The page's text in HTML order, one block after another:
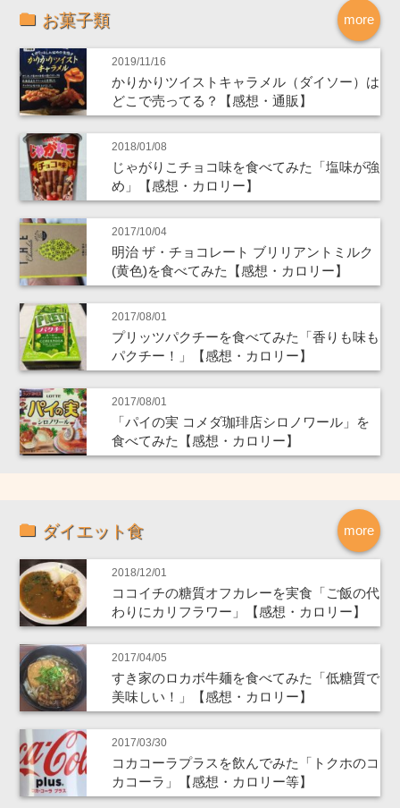
more
お菓子類
2019/11/16
かりかりツイストキャラメル（ダイソー）は
どこで売ってる？【感想・通販】
2018/01/08
じゃがりこチョコ味を食べてみた「塩味が強
め」【感想・カロリー】
2017/10/04
明治 ザ・チョコレート ブリリアントミルク
(黄色)を食べてみた【感想・カロリー】
2017/08/01
プリッツパクチーを食べてみた「香りも味も
パクチー！」【感想・カロリー】
2017/08/01
「パイの実 コメダ珈琲店シロノワール」を
食べてみた【感想・カロリー】
more
ダイエット食
2018/12/01
ココイチの糖質オフカレーを実食「ご飯の代
わりにカリフラワー」【感想・カロリー】
2017/04/05
すき家のロカボ牛麺を食べてみた「低糖質で
美味しい！」【感想・カロリー】
2017/03/30
コカコーラプラスを飲んでみた「トクホのコ
カコーラ」【感想・カロリー等】